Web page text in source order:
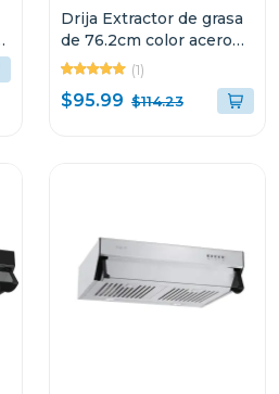
Drija Extractor de grasa
de 76.2cm color acero
compatto(1)
$95.99 $114.23